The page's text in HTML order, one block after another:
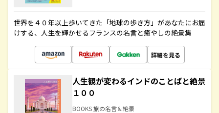
世界を４０年以上歩いてきた「地球の歩き方」があなたにお届
けする、人生を輝かせるフランスの名言と癒やしの絶景集
詳細を見る
人生観が変わるインドのことばと絶景
１００
BOOKS 旅の名言＆絶景